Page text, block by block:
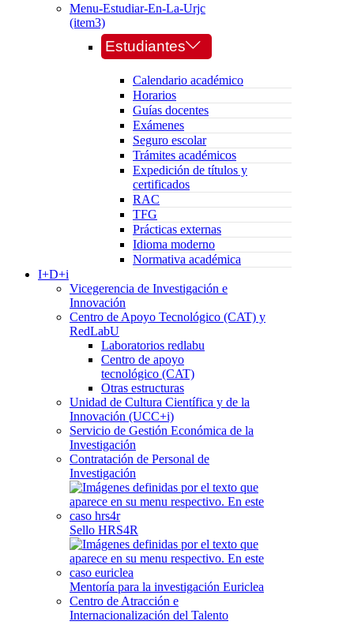
Menu-Estudiar-En-La-Urjc
(item3)
Estudiantes
Calendario académico
Horarios
Guías docentes
Exámenes
Seguro escolar
Trámites académicos
Expedición de títulos y
certificados
RAC
TFG
Prácticas externas
Idioma moderno
Normativa académica
I+D+i
Vicegerencia de Investigación e
Innovación
Centro de Apoyo Tecnológico (CAT) y
RedLabU
Laboratorios redlabu
Centro de apoyo
tecnológico (CAT)
Otras estructuras
Unidad de Cultura Científica y de la
Innovación (UCC+i)
Servicio de Gestión Económica de la
Investigación
Contratación de Personal de
Investigación
Sello HRS4R
Mentoría para la investigación Euriclea
Centro de Atracción e
Internacionalización del Talento